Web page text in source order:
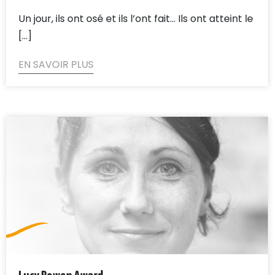
Un jour, ils ont osé et ils l’ont fait… Ils ont atteint le
[...]
EN SAVOIR PLUS